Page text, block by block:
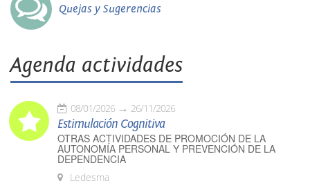
Quejas y Sugerencias
Agenda actividades
08/01/2026 26/11/2026
Estimulación Cognitiva
OTRAS ACTIVIDADES DE PROMOCIÓN DE LA
AUTONOMÍA PERSONAL Y PREVENCIÓN DE LA
DEPENDENCIA
Ledesma